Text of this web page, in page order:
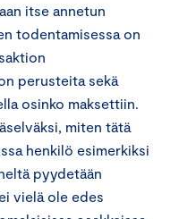
itse annetun
todentamisessa on
perusteita sekä
osinko maksettiin.
miten tätä
henkilö esimerkiksi
pyydetään
vielä ole edes